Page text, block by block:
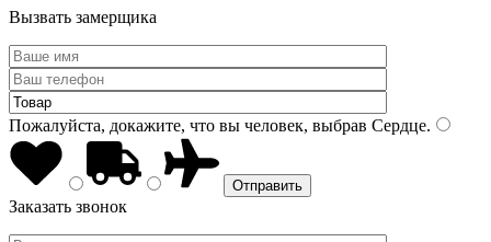
Вызвать замерщика
Пожалуйста, докажите, что вы человек, выбрав Сердце.
Заказать звонок